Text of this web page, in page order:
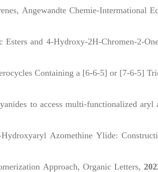
Angewandte Chemie-Intermational
and 4-Hydroxy-2H-Chromen-2-
Containing a [6-6-5] or [7-6-5]
to access multi-functionalized aryl
Azomethine Ylide:
Approach, Organic Letters,